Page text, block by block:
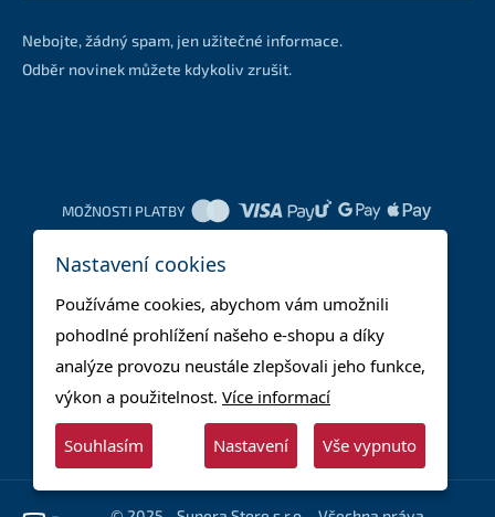
Nebojte, žádný spam, jen užitečné informace.
Odběr novinek můžete kdykoliv zrušit.
MOŽNOSTI PLATBY
Nastavení cookies
Používáme cookies, abychom vám umožnili
pohodlné prohlížení našeho e-shopu a díky
analýze provozu neustále zlepšovali jeho funkce,
výkon a použitelnost. Více informací
Souhlasím Nastavení Vše vypnuto